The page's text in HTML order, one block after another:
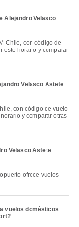
Alejandro Velasco
este horario y comparar
Velasco Astete
y comparar otras
Velasco Astete
vuelos domésticos